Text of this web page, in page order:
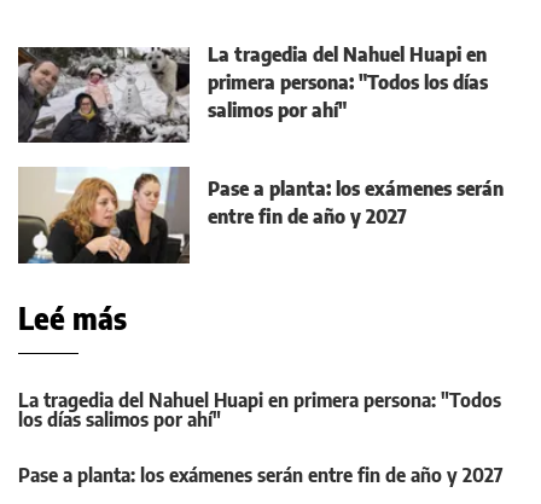
La tragedia del Nahuel Huapi en
primera persona: "Todos los días
salimos por ahí"
Pase a planta: los exámenes serán
entre fin de año y 2027
Leé más
La tragedia del Nahuel Huapi en primera persona: "Todos
los días salimos por ahí"
Pase a planta: los exámenes serán entre fin de año y 2027